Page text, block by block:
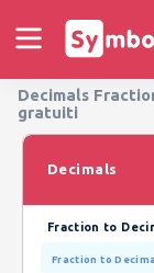
Decimals
gratuiti
Decimals
Fraction to
Fraction to